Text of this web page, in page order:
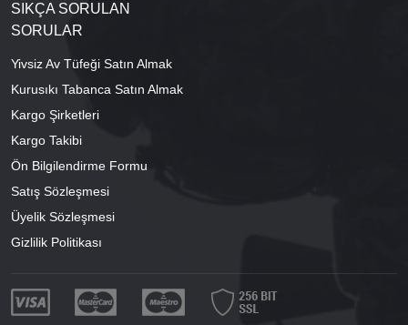
SIKÇA SORULAN
SORULAR
Yivsiz Av Tüfeği Satın Almak
Kurusıkı Tabanca Satın Almak
Kargo Şirketleri
Kargo Takibi
Ön Bilgilendirme Formu
Satış Sözleşmesi
Üyelik Sözleşmesi
Gizlilik Politikası